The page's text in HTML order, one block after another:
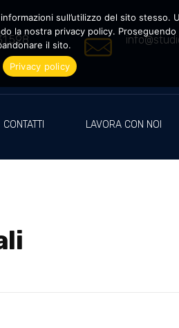
CONTATTI LAVORA CON NOI
sull’utilizzo del sito
nostra privacy policy.
il sito.
Privacy policy